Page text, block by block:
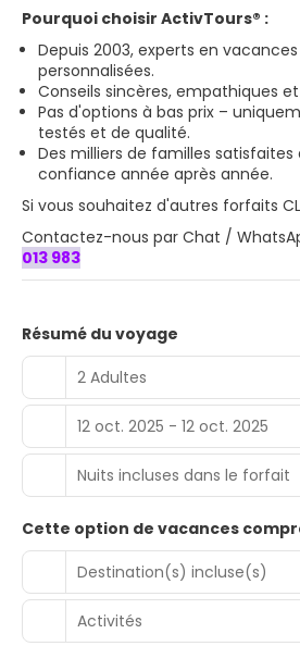
Pourquoi choisir ActivTours® :
Depuis 2003, experts en
personnalisées.
Conseils sincères, empathiques
Pas d'options à bas prix –
testés et de qualité.
Des milliers de familles
confiance année après année.
Si vous souhaitez d'autres forfaits
Contactez-nous par Chat /
013 983
Résumé du voyage
2 Adultes
12 oct. 2025 - 12 oct. 2025
Nuits incluses dans le forfait
Cette option de vacances
Destination(s) incluse(s)
Activités